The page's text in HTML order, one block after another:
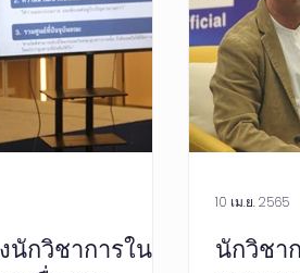
นักวิชาการใน
นักวิชา
10 เม.ย. 2565